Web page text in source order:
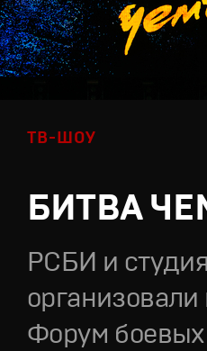
ТВ-ШОУ
БИТВА
РСБИ и
Форум боевых